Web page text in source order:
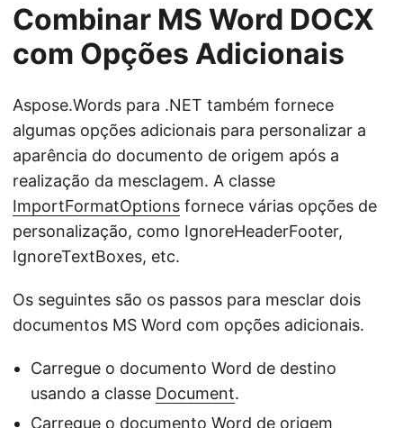
Combinar MS Word DOCX
com Opções Adicionais
Aspose.Words para .NET também fornece
algumas opções adicionais para personalizar a
aparência do documento de origem após a
realização da mesclagem. A classe
ImportFormatOptions fornece várias opções de
personalização, como IgnoreHeaderFooter,
IgnoreTextBoxes, etc.
Os seguintes são os passos para mesclar dois
documentos MS Word com opções adicionais.
Carregue o documento Word de destino
usando a classe Document.
Carregue o documento Word de origem